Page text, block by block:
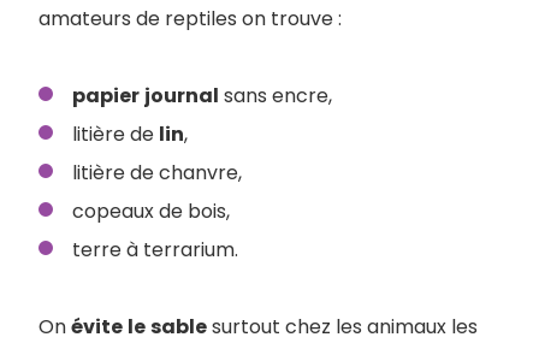
amateurs de reptiles on trouve :
papier journal sans encre,
litière de lin,
litière de chanvre,
copeaux de bois,
terre à terrarium.
Onévite lesablesurtout chez les animaux les